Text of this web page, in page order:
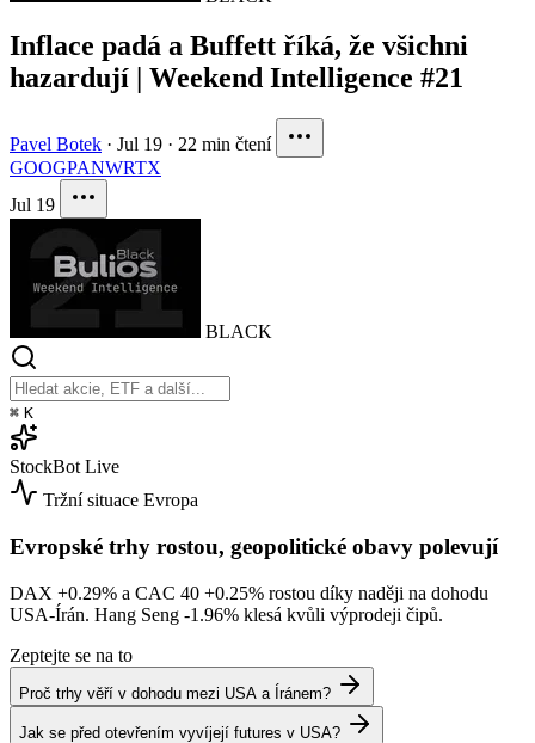
Inflace padá a Buffett říká, že všichni
hazardují | Weekend Intelligence #21
Pavel Botek · Jul 19 · 22 min čtení
GOOGPANWRTX
Jul 19
BLACK
⌘ K
StockBot Live
Tržní situace Evropa
Evropské trhy rostou, geopolitické obavy polevují
DAX +0.29% a CAC 40 +0.25% rostou díky naději na dohodu
USA-Írán. Hang Seng -1.96% klesá kvůli výprodeji čipů.
Zeptejte se na to
Proč trhy věří v dohodu mezi USA a Íránem?
Jak se před otevřením vyvíjejí futures v USA?